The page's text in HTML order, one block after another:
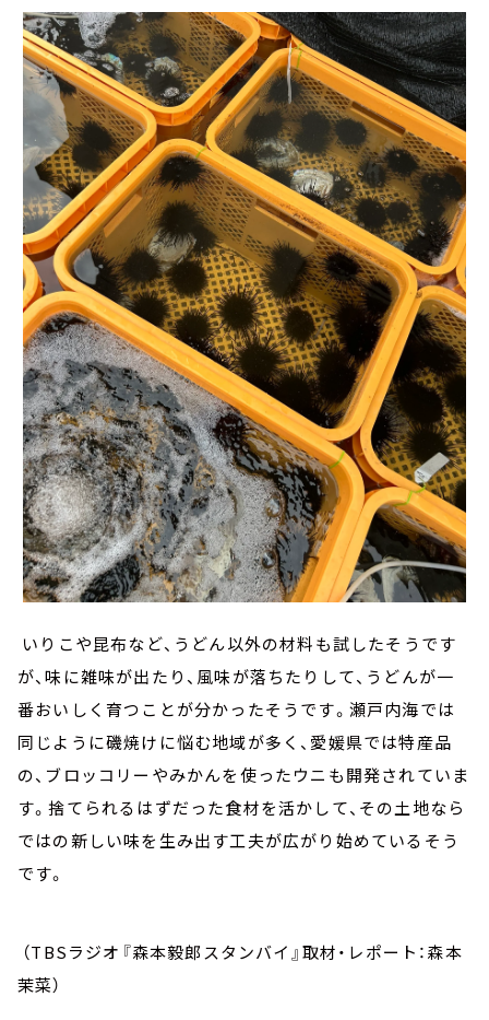
いりこや昆布など、うどん以外の材料も試したそうです
が、味に雑味が出たり、風味が落ちたりして、うどんが一
番おいしく育つことが分かったそうです。瀬戸内海では
同じように磯焼けに悩む地域が多く、愛媛県では特産品
の、ブロッコリーやみかんを使ったウニも開発されていま
す。捨てられるはずだった食材を活かして、その土地なら
ではの新しい味を生み出す工夫が広がり始めているそう
です。
（TBSラジオ『森本毅郎スタンバイ』取材・レポート：森本
茉菜）